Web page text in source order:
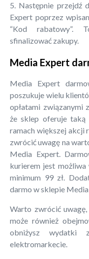
5. Następnie przejdź
Expert poprzez
“Kod rabatowy”.
sfinalizować zakupy.
Media Expert
Media Expert
poszukuje wielu
opłatami związanymi
że sklep oferuje taką
ramach większej akcji
zwrócić uwagę na
Media Expert.
kurierem jest
minimum 99 zł.
darmo w sklepie
Warto zwrócić
może również
obniżysz wydatki
elektromarkecie.